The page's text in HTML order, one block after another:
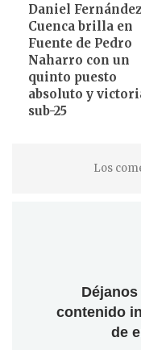
Daniel Fernández
Cuenca brilla en
Fuente de Pedro
Naharro con un
quinto puesto
absoluto y
sub-25
Los
contenido
de